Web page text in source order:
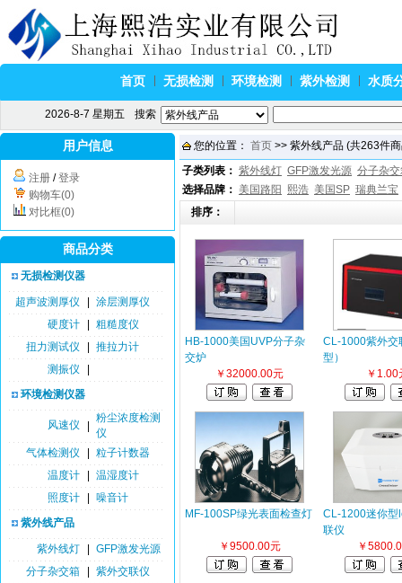
首页 无损检测 环境检测 紫外检测 水质
2026-8-7 星期五 搜索
用户信息
注册 /登录
购物车(0)
对比框(0)
商品分类
无损检测仪器
超声波测厚仪
涂层测厚仪
硬度计
粗糙度仪
扭力测试仪
推拉力计
测振仪
环境检测仪器
风速仪
粉尘浓度检测
仪
气体检测仪
粒子计数器
温度计
温湿度计
照度计
噪音计
紫外线产品
紫外线灯
GFP激发光源
分子杂交箱
紫外交联仪
您的位置： 首页 >> 紫外线产品 (共263件
子类列表： 紫外线灯 GFP激发光源 分子杂
选择品牌： 美国路阳 熙浩 美国SP 瑞典兰宝
排序：
HB-1000美国UVP分子杂
交炉
￥32000.00元
CL-1000紫外交
型）
￥1.00
MF-100SP绿光表面检查灯
￥9500.00元
CL-1200迷你型
联仪
￥